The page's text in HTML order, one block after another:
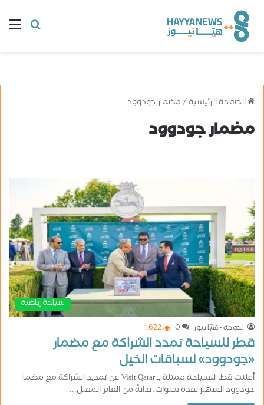
البحث
الصفحة الرئيسية/مضمار جودوود
مضمار جودوود
سياحة رياضية
الدوحة - هيّا نيوز
0 1٬622
قطر للسياحة تمدد الشراكة مع مضمار
«جودوود» لسباقات الخيل
أعلنت قطر للسياحة ممثلة بـ Visit Qatar عن تمديد الشراكة مع مضمار
جودوود الشهير لعدة سنوات، بدايةً من العام المقبل…